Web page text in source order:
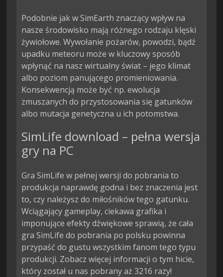
Podobnie jak w SimEarth znaczący wpływ na
nasze środowisko mają różnego rodzaju klęski
żywiołowe. Wywołanie pożarów, powodzi, bądź
upadku meteoru może w kluczowy sposób
wpłynąć na nasz wirtualny świat – jego klimat
albo poziom panującego promieniowania.
Konsekwencją może być np. ewolucja
zmuszanych do przystosowania się gatunków
albo mutacja genetyczna u ich potomstwa.
SimLife download – pełna wersja
gry na PC
Gra SimLife w pełnej wersji do pobrania to
produkcja naprawdę godna i bez znaczenia jest
to, czy należysz do miłośników tego gatunku.
Wciągający gameplay, ciekawa grafika i
imponujące efekty dźwiękowe sprawią, że cała
gra SimLife do pobrania po polsku powinna
przypaść do gustu wszystkim fanom tego typu
produkcji. Zobacz więcej informacji o tym hicie,
który został u nas pobrany aż 3216 razy!